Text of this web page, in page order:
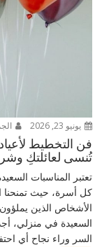
يونيو 23, 2026
فن التخطيط
تُنسى لعائلتكِ
تعتبر المناسبات
كل أسرة، حيث تمنحنا
الأشخاص الذين
السعيدة في منزلي،
السر وراء نجاح أي